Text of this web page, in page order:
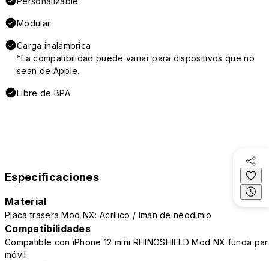
Modular
Carga inalámbrica
*La compatibilidad puede variar para dispositivos que no
sean de Apple.
Libre de BPA
Especificaciones
Material
Placa trasera Mod NX: Acrílico / Imán de neodimio
Compatibilidades
Compatible con iPhone 12 mini RHINOSHIELD Mod NX funda
móvil